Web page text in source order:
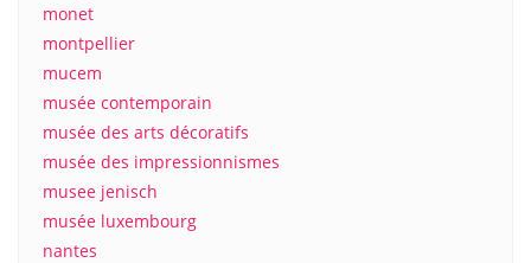
monet
montpellier
mucem
musée contemporain
musée des arts décoratifs
musée des impressionnismes
musee jenisch
musée luxembourg
nantes